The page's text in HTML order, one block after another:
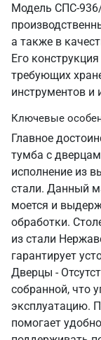
Модель СПС-
а также в
Его
требующих
инструментов и
Ключевые
Главное
тумба с
исполнение из
стали. Данный
моется и
обработки.
из стали
гарантирует
Дверцы -
собранной, что
эксплуатацию.
помогает